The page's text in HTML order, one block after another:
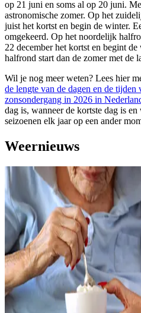
op 21 juni en soms al op 20 juni.
astronomische zomer. Op het
juist het kortst en begin de winter.
omgekeerd. Op het noordelijk
22 december het kortst en begint
halfrond start dan de zomer met de
Wil je nog meer weten? Lees hier
de lengte van de dagen en de tijden
zonsondergang in 2026 in
dag is, wanneer de kortste dag is
seizoenen elk jaar op een ander
Weernieuws